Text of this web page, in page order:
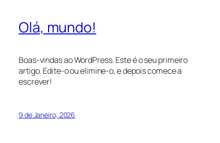
Olá, mundo!
Boas-vindas ao WordPress. Este é o seu primeiro
artigo. Edite-o ou elimine-o, e depois comece a
escrever!
9 de Janeiro, 2026